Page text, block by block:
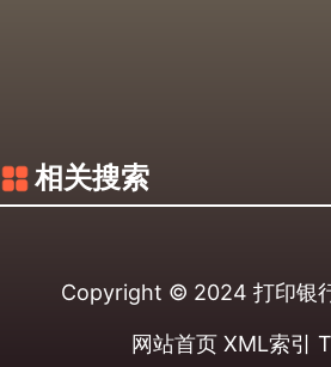
相关搜索
Copyright © 2024 打印银
网站首页 XML索引